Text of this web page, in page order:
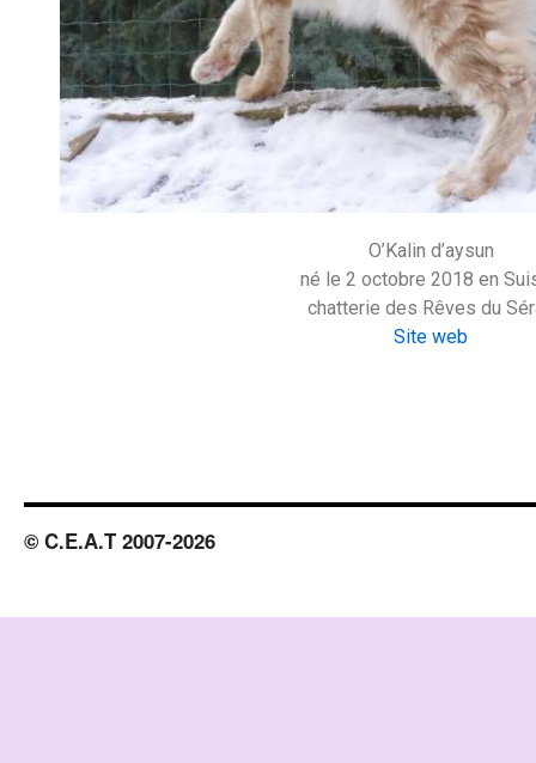
O’Kalin d’aysun
né le 2 octobre 2018 en
chatterie des Rêves du
Site web
© C.E.A.T 2007-2026